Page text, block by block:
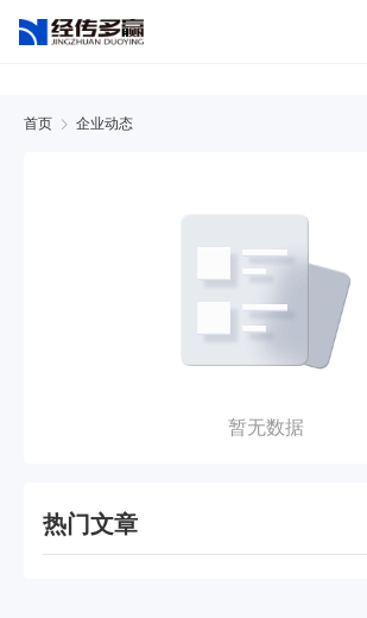
首页 企业动态
暂无数据
热门文章